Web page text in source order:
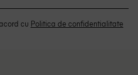
cu Politica de confidentialitate